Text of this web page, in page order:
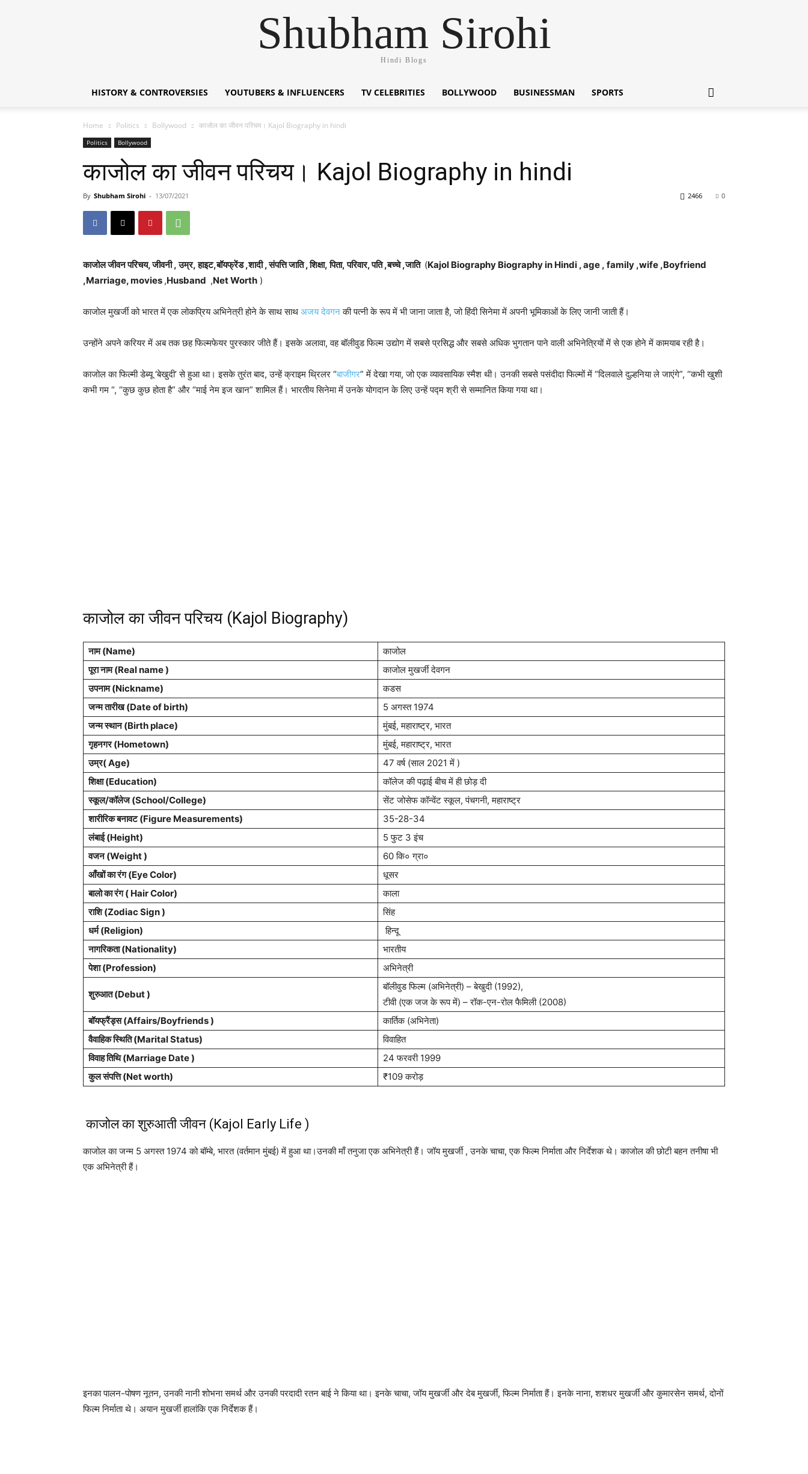
Shubham Sirohi
Hindi Blogs
HISTORY & CONTROVERSIES YOUTUBERS & INFLUENCERS TV CELEBRITIES BOLLYWOOD BUSINESSMAN SPORTS
Home Politics Bollywood काजोल का जीवन परिचय। Kajol Biography in hindi
Politics Bollywood
काजोल का जीवन परिचय। Kajol Biography in hindi
By Shubham Sirohi - 13/07/2021 0
2466
काजोल जीवन परिचय, जीवनी , उम्र, हाइट,बॉयफ्रेंड ,शादी , संपत्ति जाति , शिक्षा, पिता, परिवार, पति ,बच्चे ,जाति (Kajol Biography Biography in Hindi , age , family ,wife ,Boyfriend
,Marriage, movies ,Husband ,Net Worth )
काजोल मुखर्जी को भारत में एक लोकप्रिय अभिनेत्री होने के साथ साथ अजय देवगनकी पत्नी के रूप में भी जाना जाता है, जो हिंदी सिनेमा में अपनी भूमिकाओं के लिए जानी जाती हैं।
उन्होंने अपने करियर में अब तक छह फिल्मफेयर पुरस्कार जीते हैं। इसके अलावा, वह बॉलीवुड फिल्म उद्योग में सबसे प्रसिद्ध और सबसे अधिक भुगतान पाने वाली अभिनेत्रियों में से एक होने में कामयाब रही है।
काजोल का फिल्मी डेब्यू ‘बेखुदी’ से हुआ था। इसके तुरंत बाद, उन्हें क्राइम थ्रिलर “बाजीगर” में देखा गया, जो एक व्यावसायिक स्मैश थी। उनकी सबसे पसंदीदा फिल्मों में “दिलवाले दुल्हनिया ले जाएंगे”, “कभी खुशी
कभी गम “, “कुछ कुछ होता है” और “माई नेम इज खान” शामिल हैं। भारतीय सिनेमा में उनके योगदान के लिए उन्हें पद्म श्री से सम्मानित किया गया था।
काजोल का जीवन परिचय (Kajol Biography)
नाम (Name)
काजोल
पूरा नाम (Real name )
काजोल मुखर्जी देवगन
उपनाम (Nickname)
कडस
जन्म तारीख (Date of birth)
5 अगस्त 1974
जन्म स्थान (Birth place)
मुंबई, महाराष्ट्र, भारत
गृहनगर (Hometown)
मुंबई, महाराष्ट्र, भारत
उम्र( Age)
47 वर्ष (साल 2021 में )
शिक्षा (Education)
कॉलेज की पढ़ाई बीच में ही छोड़ दी
स्कूल/कॉलेज (School/College)
सेंट जोसेफ कॉन्वेंट स्कूल, पंचगनी, महाराष्ट्र
शारीरिक बनावट (Figure Measurements)
35-28-34
लंबाई (Height)
5 फुट 3 इंच
वजन (Weight )
60 कि० ग्रा०
आँखों का रंग (Eye Color)
धूसर
बालो का रंग ( Hair Color)
काला
राशि (Zodiac Sign )
सिंह
धर्म (Religion)
हिन्दू
नागरिकता (Nationality)
भारतीय
पेशा (Profession)
अभिनेत्री
शुरुआत (Debut )
बॉलीवुड फिल्म (अभिनेत्री) – बेखुदी (1992),
टीवी (एक जज के रूप में) – रॉक-एन-रोल फैमिली (2008)
बॉयफ्रैंड्स (Affairs/Boyfriends )
कार्तिक (अभिनेता)
वैवाहिक स्थिति (Marital Status)
विवाहित
विवाह तिथि(Marriage Date )
24 फरवरी 1999
कुल संपत्ति (Net worth)
₹109 करोड़
काजोल का शुरुआती जीवन (Kajol Early Life )
काजोल का जन्म 5 अगस्त 1974 को बॉम्बे, भारत (वर्तमान मुंबई) में हुआ था।उनकी माँ तनुजा एक अभिनेत्री हैं। जॉय मुखर्जी , उनके चाचा, एक फिल्म निर्माता और निर्देशक थे। काजोल की छोटी बहन तनीषा भी
एक अभिनेत्री हैं।
इनका पालन-पोषण नूतन, उनकी नानी शोभना समर्थ और उनकी परदादी रतन बाई ने किया था। इनके चाचा, जॉय मुखर्जी और देब मुखर्जी, फिल्म निर्माता हैं। इनके नाना, शशधर मुखर्जी और कुमारसेन समर्थ, दोनों
फिल्म निर्माता थे। अयान मुखर्जी हालांकि एक निर्देशक हैं।